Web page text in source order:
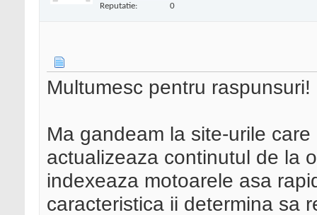
Reputatie: 0
Multumesc pentru raspunsuri!
Ma gandeam la site-urile
actualizeaza continutul de la
indexeaza motoarele asa
caracteristica ii determina sa